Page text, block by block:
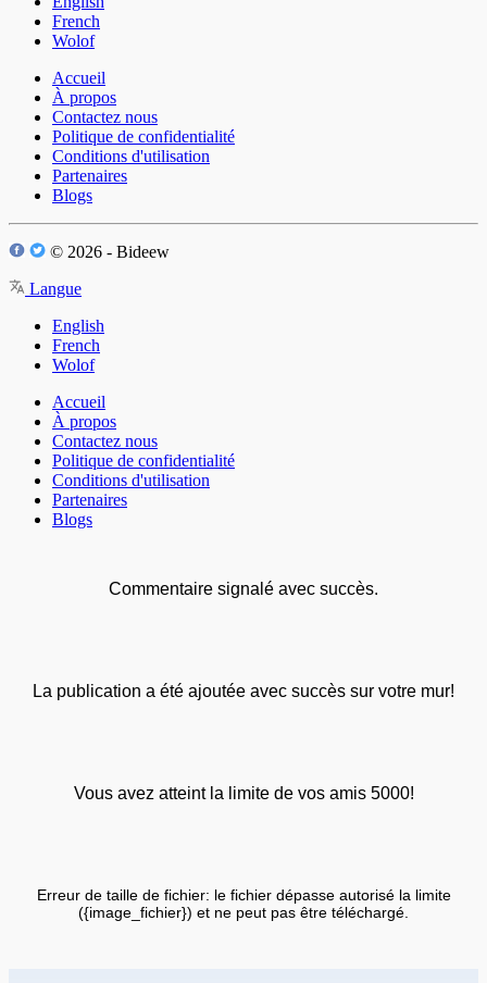
French
Wolof
Accueil
À propos
Contactez nous
Politique de confidentialité
Conditions d'utilisation
Partenaires
Blogs
© 2026 - Bideew
Langue
English
French
Wolof
Accueil
À propos
Contactez nous
Politique de confidentialité
Conditions d'utilisation
Partenaires
Blogs
Commentaire signalé avec succès.
La publication a été ajoutée avec succès sur votre mur!
Vous avez atteint la limite de vos amis 5000!
Erreur de taille de fichier: le fichier dépasse autorisé la limite
({image_fichier}) et ne peut pas être téléchargé.